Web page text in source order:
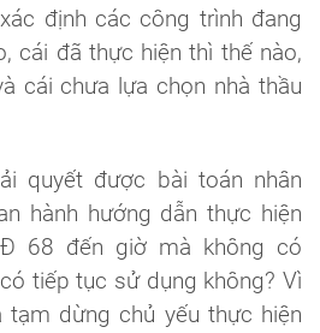
định các công trình đang
cái đã thực hiện thì thế nào,
cái chưa lựa chọn nhà thầu
quyết được bài toán nhân
hành hướng dẫn thực hiện
68 đến giờ mà không có
tiếp tục sử dụng không? Vì
tạm dừng chủ yếu thực hiện